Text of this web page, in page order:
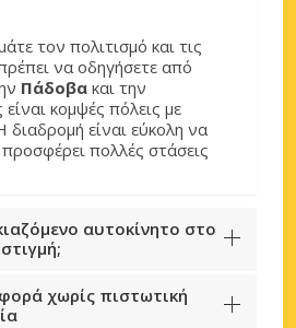
τον πολιτισμό και τις
να οδηγήσετε από
Πάδοβα και την
είναι κομψές πόλεις με
διαδρομή είναι εύκολη να
πολλές στάσεις
αυτοκίνητο στο
χωρίς πιστωτική